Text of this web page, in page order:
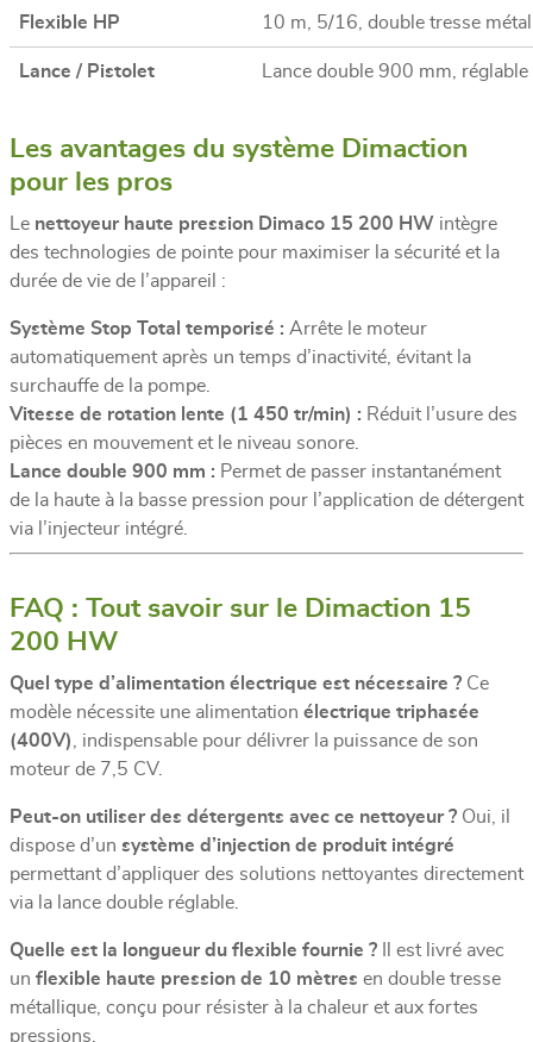
Flexible HP 10 m, 5/16, double tresse
Lance / Pistolet Lance double 900 mm,
Les avantages du système Dimaction
pour les pros
Le nettoyeur haute pression Dimaco 15 200 HW intègre
des technologies de pointe pour maximiser la sécurité et la
durée de vie de l’appareil :
Système Stop Total temporisé : Arrête le moteur
automatiquement après un temps d’inactivité, évitant la
surchauffe de la pompe.
Vitesse de rotation lente (1 450 tr/min) : Réduit l’usure des
pièces en mouvement et le niveau sonore.
Lance double 900 mm : Permet de passer instantanément
de la haute à la basse pression pour l’application de détergent
via l’injecteur intégré.
FAQ : Tout savoir sur le Dimaction 15
200 HW
Quel type d’alimentation électrique est nécessaire ? Ce
modèle nécessite une alimentation électrique triphasée
(400V)
, indispensable pour délivrer la puissance de son
moteur de 7,5 CV.
Peut-on utiliser des détergents avec ce nettoyeur ? Oui, il
dispose d’un système d’injection de produit intégré
permettant d’appliquer des solutions nettoyantes directement
via la lance double réglable.
Quelle est la longueur du flexible fournie ? Il est livré avec
un flexible haute pression de 10 mètres en double tresse
métallique, conçu pour résister à la chaleur et aux fortes
pressions.